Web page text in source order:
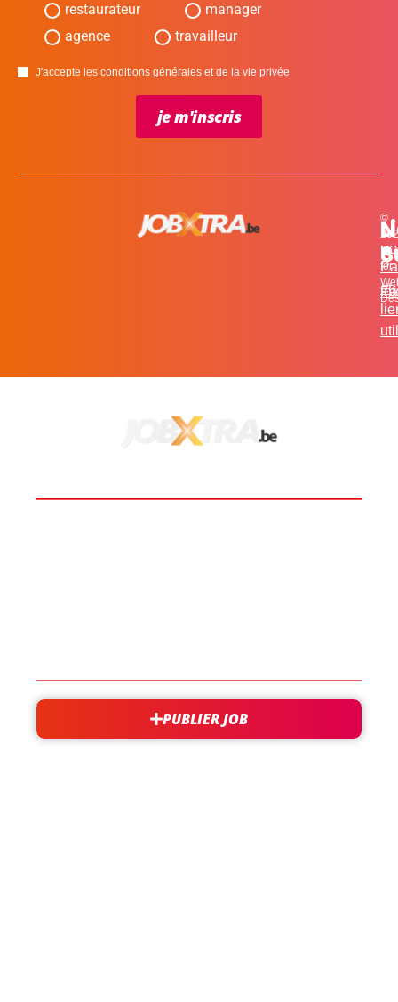
et
©
for
restaurateur
manager
agence
travailleur
J'accepte les conditions générales et de la vie privée
je m'inscris
PUBLIER JOB